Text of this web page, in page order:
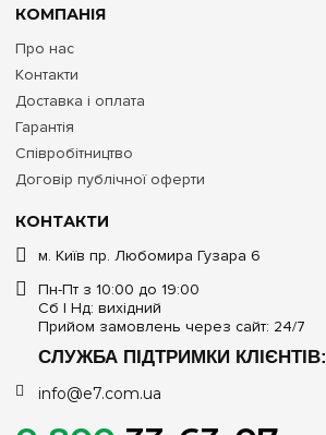
КОНТАКТИ
м. Київ пр. Любомира Гузара 6
Пн-Пт з 10:00 до 19:00
Сб | Нд: вихідний
Прийом замовлень через сайт: 24/7
СЛУЖБА ПІДТРИМКИ КЛІЄНТІВ:
info@e7.com.ua
КОМПАНІЯ
Про нас
Контакти
Доставка і оплата
Гарантія
Співробітництво
Договір публічної оферти